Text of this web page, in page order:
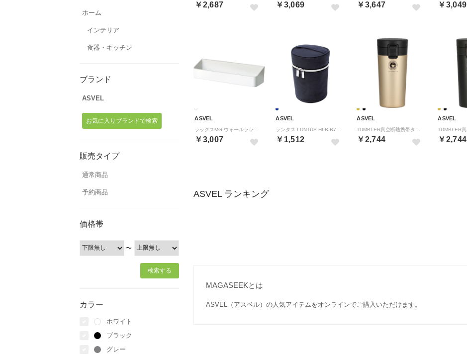
ホーム
インテリア
食器・キッチン
ブランド
ASVEL
お気に入りブランドで検索
販売タイプ
通常商品
予約商品
価格帯
〜
カラー
ホワイト
ブラック
グレー
￥2,687 ￥3,069 ￥3,647 ￥3,049
ASVEL
￥3,007
ASVEL
￥1,512
ASVEL
￥2,744
ASVEL
￥2,744
ASVEL ランキング
MAGASEEKとは
ASVEL（アスベル）の人気アイテムをオンラインでご購入いただけます。